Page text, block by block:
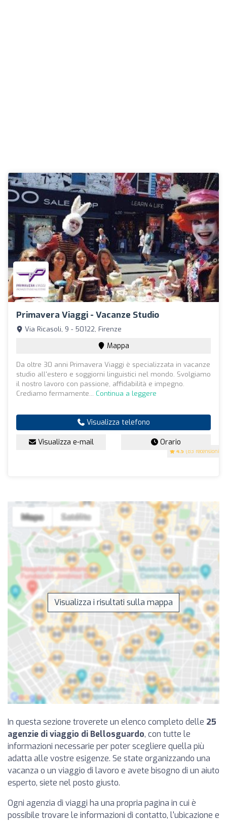
Primavera Viaggi - Vacanze Studio
4.5 (83 recensioni)
Via Ricasoli, 9 - 50122, Firenze
Mappa
Da oltre 30 anni Primavera Viaggi è specializzata in vacanze
studio all'estero e soggiorni linguistici nel mondo. Svolgiamo
il nostro lavoro con passione, affidabilità e impegno.
Crediamo fermamente... Continua a leggere
Visualizza telefono
Visualizza e-mail Orario
Visualizza i risultati sulla mappa
In questa sezione troverete un elenco completo delle 25
agenzie di viaggio di Bellosguardo, con tutte le
informazioni necessarie per poter scegliere quella più
adatta alle vostre esigenze. Se state organizzando una
vacanza o un viaggio di lavoro e avete bisogno di un aiuto
esperto, siete nel posto giusto.
Ogni agenzia di viaggi ha una propria pagina in cui è
possibile trovare le informazioni di contatto, l'ubicazione e